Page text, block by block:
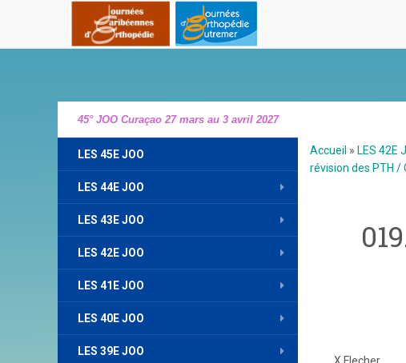
45° JOO Curaçao 27 mars au 3 avril 2027
LES 45E JOO
LES 44E JOO
LES 43E JOO
LES 42E JOO
LES 41E JOO
LES 40E JOO
LES 39E JOO
Accueil » LES 42E
révision des PTH /